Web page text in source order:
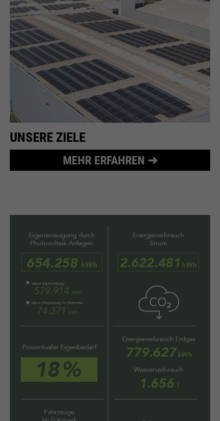
UNSERE ZIELE
MEHR ERFAHREN ➔